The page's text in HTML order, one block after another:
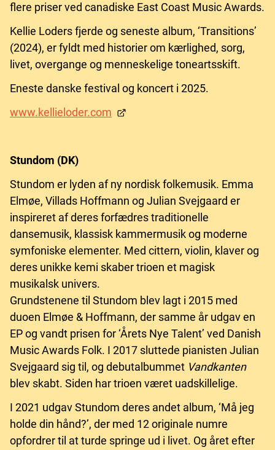
flere priser ved canadiske East Coast Music Awards.
Kellie Loders fjerde og seneste album, ‘Transitions’
(2024), er fyldt med historier om kærlighed, sorg,
livet, overgange og menneskelige toneartsskift.
Eneste danske festival og koncert i 2025.
www.kellieloder.com
Stundom (DK)
Stundom er lyden af ny nordisk folkemusik. Emma
Elmøe, Villads Hoffmann og Julian Svejgaard er
inspireret af deres forfædres traditionelle
dansemusik, klassisk kammermusik og moderne
symfoniske elementer. Med cittern, violin, klaver og
deres unikke kemi skaber trioen et magisk
musikalsk univers.
Grundstenene til Stundom blev lagt i 2015 med
duoen Elmøe & Hoffmann, der samme år udgav en
EP og vandt prisen for ‘Årets Nye Talent’ ved Danish
Music Awards Folk. I 2017 sluttede pianisten Julian
Svejgaard sig til, og debutalbummet Vandkanten
blev skabt. Siden har trioen været uadskillelige.
I 2021 udgav Stundom deres andet album, ‘Må jeg
holde din hånd?’, der med 12 originale numre
opfordrer til at turde springe ud i livet. Og året efter